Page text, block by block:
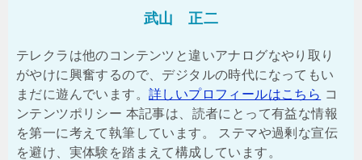
武山 正二
テレクラは他のコンテンツと違いアナログなやり取り
がやけに興奮するので、デジタルの時代になってもい
まだに遊んでいます。 詳しいプロフィールはこちら コ
ンテンツポリシー 本記事は、読者にとって有益な情報
を第一に考えて執筆しています。 ステマや過剰な宣伝
を避け、実体験を踏まえて構成しています。